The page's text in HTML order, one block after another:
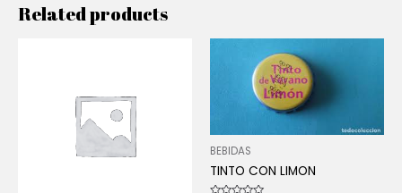
Related products
BEBIDAS
TINTO CON LIMON